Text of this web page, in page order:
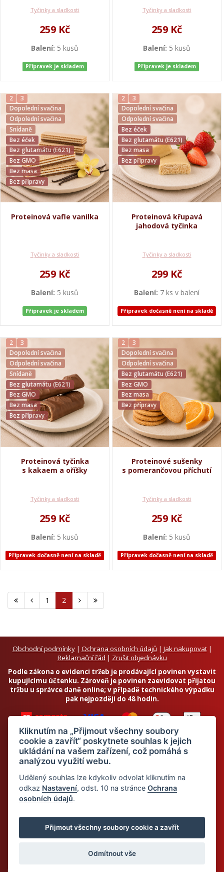
Tyčinky a sladkosti
259 Kč
Balení: 5 kusů
Přípravek je skladem
Tyčinky a sladkosti
259 Kč
Balení: 5 kusů
Přípravek je skladem
2
3
Dopolední svačina
Odpolední svačina
Snídaně
Bez éček
Bez glutamátu (E621)
Bez GMO
Bez masa
Bez přípravy
Proteinová vafle vanilka
Tyčinky a sladkosti
259 Kč
Balení: 5 kusů
Přípravek je skladem
2
3
Dopolední svačina
Odpolední svačina
Bez éček
Bez glutamátu (E621)
Bez masa
Bez přípravy
Proteinová křupavá
jahodová tyčinka
Tyčinky a sladkosti
299 Kč
Balení: 7 ks v balení
Přípravek dočasně není na skladě
2
3
Dopolední svačina
Odpolední svačina
Snídaně
Bez glutamátu (E621)
Bez GMO
Bez masa
Bez přípravy
Proteinová tyčinka
s kakaem a oříšky
Tyčinky a sladkosti
259 Kč
Balení: 5 kusů
Přípravek dočasně není na skladě
2
3
Dopolední svačina
Odpolední svačina
Bez glutamátu (E621)
Bez GMO
Bez masa
Bez přípravy
Proteinové sušenky
s pomerančovou příchutí
Tyčinky a sladkosti
259 Kč
Balení: 5 kusů
Přípravek dočasně není na skladě
1 2
Obchodní podmínky| Ochrana osobních údajů | Jak nakupovat|
Reklamační řád | Zrušit objednávku
Podle zákona o evidenci tržeb je prodávající povinen vystavit
kupujícímu účtenku. Zároveň je povinen zaevidovat přijatou
tržbu u správce daně online; v případě technického výpadku
pak nejpozději do 48 hodin.
Chci odebírat newsletter
© 2026 Dietalegre - bílkovinná dieta pro zdravé hubnutí
Kliknutím na „Přijmout všechny soubory
cookie a zavřít“ poskytnete souhlas k jejich
ukládání na vašem zařízení, což pomáhá s
analýzou využití webu.
Udělený souhlas lze kdykoliv odvolat kliknutím na
odkaz Nastavení, odst. 10 na stránceOchrana
osobních údajů.
Přijmout všechny soubory cookie a zavřít
Odmítnout vše